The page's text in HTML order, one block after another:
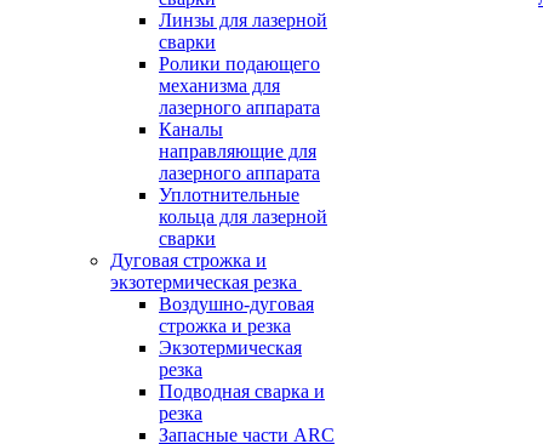
Линзы для лазерной
сварки
Ролики подающего
механизма для
лазерного аппарата
Каналы
направляющие для
лазерного аппарата
Уплотнительные
кольца для лазерной
сварки
Дуговая строжка и
экзотермическая резка
Воздушно-дуговая
строжка и резка
Экзотермическая
резка
Подводная сварка и
резка
Запасные части ARC